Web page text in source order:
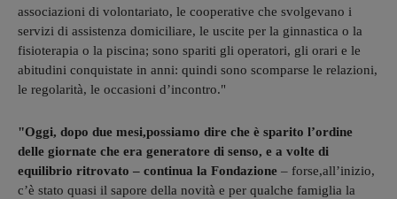
associazioni di volontariato, le cooperative che svolgevano i
servizi di assistenza domiciliare, le uscite per la ginnastica o la
fisioterapia o la piscina; sono spariti gli operatori, gli orari e le
abitudini conquistate in anni: quindi sono scomparse le relazioni,
le regolarità, le occasioni d’incontro."
"Oggi, dopo due mesi,possiamo dire che è sparito l’ordine
delle giornate che era generatore di senso, e a volte di
equilibrio ritrovato – continua la Fondazione – forse,all’inizio,
c’è stato quasi il sapore della novità e per qualche famiglia la